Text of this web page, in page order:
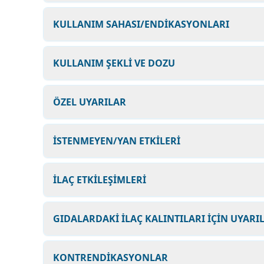
KULLANIM SAHASI/ENDİKASYONLARI
KULLANIM ŞEKLİ VE DOZU
ÖZEL UYARILAR
İSTENMEYEN/YAN ETKİLERİ
İLAÇ ETKİLEŞİMLERİ
GIDALARDAKİ İLAÇ KALINTILARI İÇİN
KONTRENDİKASYONLAR